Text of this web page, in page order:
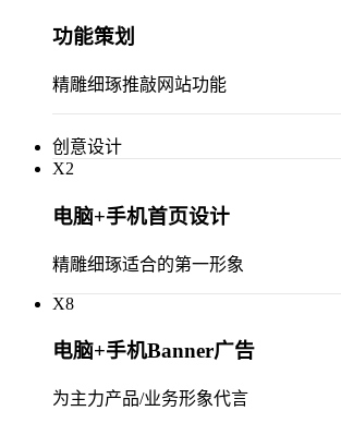
功能策划
精雕细琢推敲网站功能
创意设计
X2
电脑+手机首页设计
精雕细琢适合的第一形象
X8
电脑+手机Banner广告
为主力产品/业务形象代言